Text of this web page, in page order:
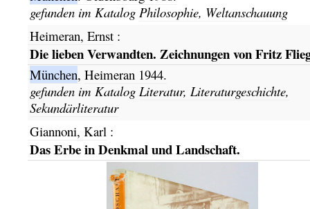
gefunden im Katalog Philosophie, Weltanschauung
Heimeran, Ernst:
Die lieben Verwandten. Zeichnungen von Fritz
München, Heimeran 1944.
gefunden im Katalog Literatur, Literaturgeschichte,
Sekundärliteratur
Giannoni, Karl :
Das Erbe in Denkmal und Landschaft.